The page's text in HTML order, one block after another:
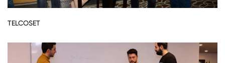
TELCOSET